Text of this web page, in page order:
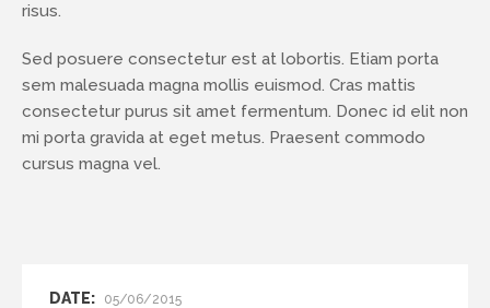
risus.
Sed posuere consectetur est at lobortis. Etiam porta
sem malesuada magna mollis euismod. Cras mattis
consectetur purus sit amet fermentum. Donec id elit non
mi porta gravida at eget metus. Praesent commodo
cursus magna vel.
DATE: 05/06/2015